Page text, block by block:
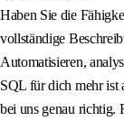
Haben Sie die
vollständige
Automatisieren,
SQL für dich mehr ist
bei uns genau richtig.